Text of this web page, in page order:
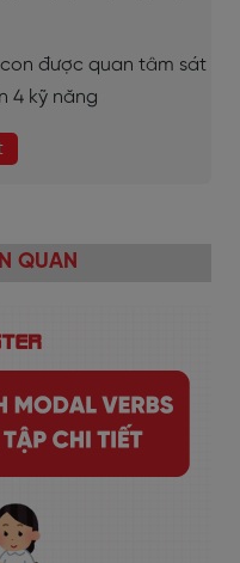
được quan tâm sát
4 kỹ năng
QUAN